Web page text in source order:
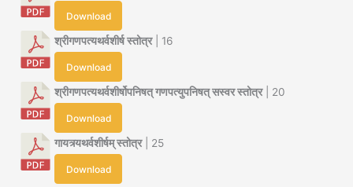
Download
श्रीगणपत्यथर्वशीर्ष स्तोत्र| 16
Download
श्रीगणपत्यथर्वशीर्षोपनिषत् गणपत्युपनिषत् सस्वर स्तोत्र| 20
Download
गायत्र्यथर्वशीर्षम् स्तोत्र| 25
Download